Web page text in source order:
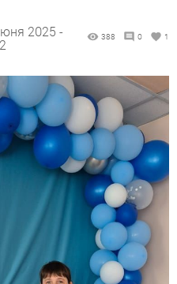
2025 -
388 0 1